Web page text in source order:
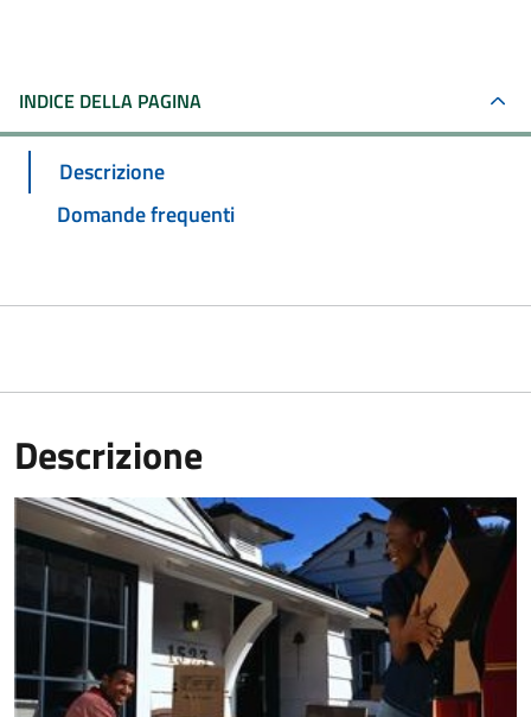
INDICE DELLA PAGINA
Descrizione
Domande frequenti
Descrizione